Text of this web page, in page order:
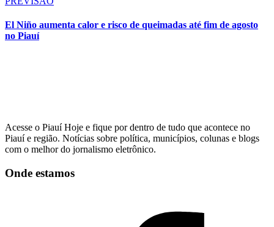
El Niño aumenta calor e risco de queimadas até fim de agosto
no Piauí
Acesse o Piauí Hoje e fique por dentro de tudo que acontece no
Piauí e região. Notícias sobre política, municípios, colunas e blogs
com o melhor do jornalismo eletrônico.
Onde estamos